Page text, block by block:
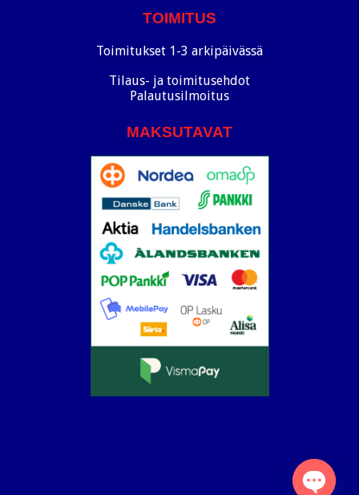
TOIMITUS
Toimitukset 1-3 arkipäivässä
Tilaus- ja toimitusehdot
Palautusilmoitus
MAKSUTAVAT